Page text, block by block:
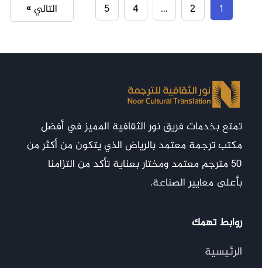
1
2
…
4
5 التالي »
تمتع بخدمات فريق نور الثقافية المميز في أفضل
مكتب ترجمة معتمد بالرياض الذي يتكون من أكثر من
50 مترجم معتمد ومختار بعناية تأكد من التزامنا
بأعلى معايير الصناعة.
روابط تهمك
الرئيسية